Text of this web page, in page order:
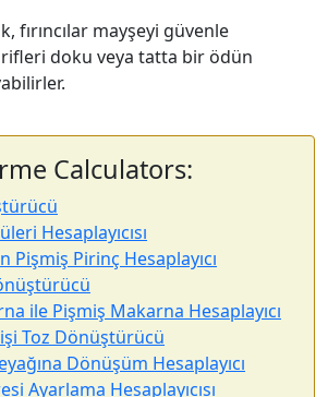
fırıncılar mayşeyi güvenle
doku veya tatta bir ödün
Calculators:
Hesaplayıcısı
Pişmiş Pirinç Hesaplayıcı
ile Pişmiş Makarna Hesaplayıcı
Toz Dönüştürücü
Dönüşüm Hesaplayıcı
Ayarlama Hesaplayıcısı